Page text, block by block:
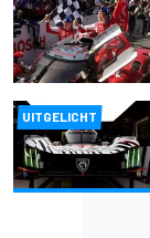
UITGELICHT